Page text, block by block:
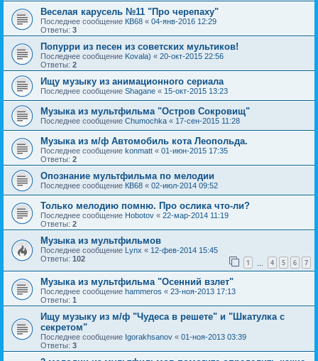
Веселая карусель №11 "Про черепаху"
Последнее сообщение КВ68 « 04-янв-2016 12:29
Ответы: 3
Попурри из песен из советских мультиков!
Последнее сообщение Kovala) « 20-окт-2015 22:56
Ответы: 2
Ищу музыку из анимационного сериала
Последнее сообщение Shagane « 15-окт-2015 13:23
Музыка из мультфильма "Остров Сокровищ"
Последнее сообщение Chumochka « 17-сен-2015 11:28
Музыка из м/ф Автомобиль кота Леопольда.
Последнее сообщение konmatt « 01-июн-2015 17:35
Ответы: 2
Опознание мультфильма по мелодии
Последнее сообщение КВ68 « 02-июл-2014 09:52
Только мелодию помню. Про ослика что-ли?
Последнее сообщение Hobotov « 22-мар-2014 11:19
Ответы: 2
Музыка из мультфильмов
Последнее сообщение Lynx « 12-фев-2014 15:45
Ответы: 102 1 4 5 6 7
Музыка из мультфильма "Осенний взлет"
Последнее сообщение hammeros « 23-ноя-2013 17:13
Ответы: 1
Ищу музыку из м/ф "Чудеса в решете" и "Шкатулка с
секретом"
Последнее сообщение Igorakhsanov « 01-ноя-2013 03:39
Ответы: 3